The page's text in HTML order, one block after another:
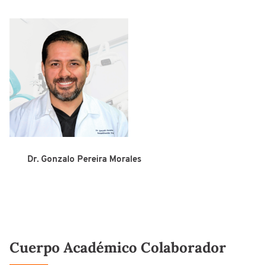
Dr. Gonzalo Pereira Morales
Cuerpo Académico Colaborador